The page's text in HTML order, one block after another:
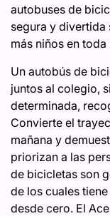
autobuses de
segura y divertida
más niños en toda
Un autobús de
juntos al colegio,
determinada,
Convierte el
mañana y
priorizan a las
de bicicletas son
de los cuales
desde cero. El